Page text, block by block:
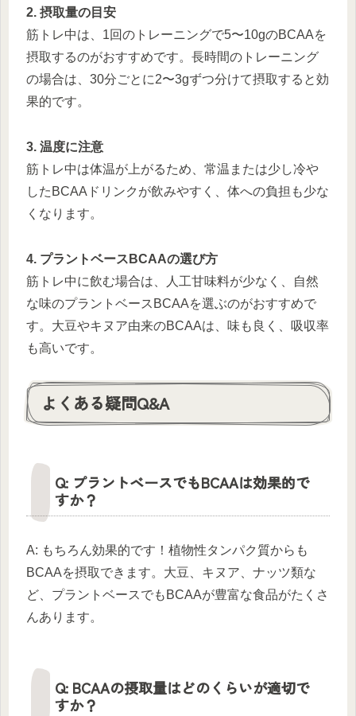
2. 摂取量の目安
筋トレ中は、1回のトレーニングで5〜10gのBCAAを
摂取するのがおすすめです。長時間のトレーニング
の場合は、30分ごとに2〜3gずつ分けて摂取すると効
果的です。
3. 温度に注意
筋トレ中は体温が上がるため、常温または少し冷や
したBCAAドリンクが飲みやすく、体への負担も少な
くなります。
4. プラントベースBCAAの選び方
筋トレ中に飲む場合は、人工甘味料が少なく、自然
な味のプラントベースBCAAを選ぶのがおすすめで
す。大豆やキヌア由来のBCAAは、味も良く、吸収率
も高いです。
よくある疑問Q&A
Q: プラントベースでもBCAAは効果的で
すか？
A: もちろん効果的です！植物性タンパク質からも
BCAAを摂取できます。大豆、キヌア、ナッツ類な
ど、プラントベースでもBCAAが豊富な食品がたくさ
んあります。
Q: BCAAの摂取量はどのくらいが適切で
すか？